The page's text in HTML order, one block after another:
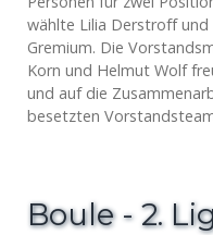
wählte Lilia Derstroff und
Gremium. Die
Korn und Helmut Wolf
und auf die
besetzten
Boule - 2.